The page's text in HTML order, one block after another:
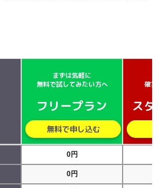
まずは気軽に
無料で試してみたい方へ
フリープラン
無料で申し込む
確実に
スタ
0円
0円